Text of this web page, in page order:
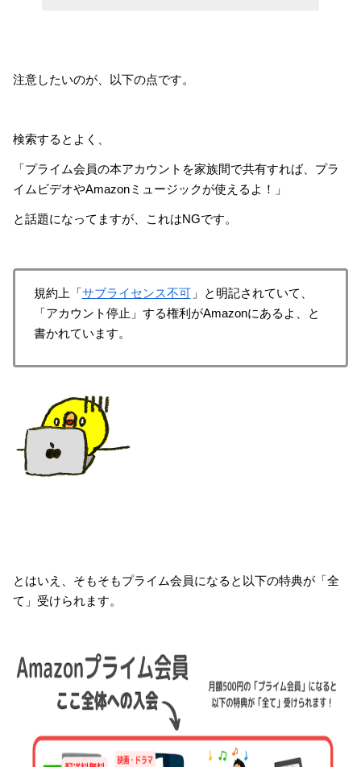
注意したいのが、以下の点です。
検索するとよく、
「プライム会員の本アカウントを家族間で共有すれば、プラ
イムビデオやAmazonミュージックが使えるよ！」
と話題になってますが、これはNGです。
規約上「サブライセンス不可 」と明記されていて、
「アカウント停止」する権利がAmazonにあるよ、と
書かれています。
とはいえ、そもそもプライム会員になると以下の特典が「全
て」受けられます。